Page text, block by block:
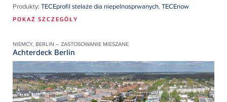
Produkty: TECEprofil stelaże dia niepelnosprwanych,TECEnow
POKAŻ SZCZEGÓŁY
NIEMCY, BERLIN – ZASTOSOWANIE MIESZANE
Achterdeck Berlin